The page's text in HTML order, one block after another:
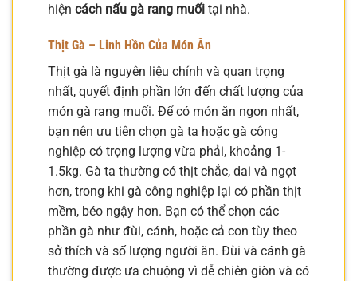
hiện cách nấu gà rang muối tại nhà.
Thịt Gà – Linh Hồn Của Món Ăn
Thịt gà là nguyên liệu chính và quan trọng
nhất, quyết định phần lớn đến chất lượng của
món gà rang muối. Để có món ăn ngon nhất,
bạn nên ưu tiên chọn gà ta hoặc gà công
nghiệp có trọng lượng vừa phải, khoảng 1-
1.5kg. Gà ta thường có thịt chắc, dai và ngọt
hơn, trong khi gà công nghiệp lại có phần thịt
mềm, béo ngậy hơn. Bạn có thể chọn các
phần gà như đùi, cánh, hoặc cả con tùy theo
sở thích và số lượng người ăn. Đùi và cánh gà
thường được ưa chuộng vì dễ chiên giòn và có